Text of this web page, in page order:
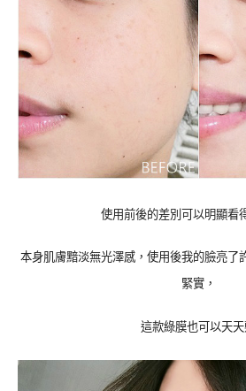
使用前後的差別可以明顯看
本身肌膚黯淡無光澤感，使用後我的臉亮了
緊實，
這款綠膜也可以天